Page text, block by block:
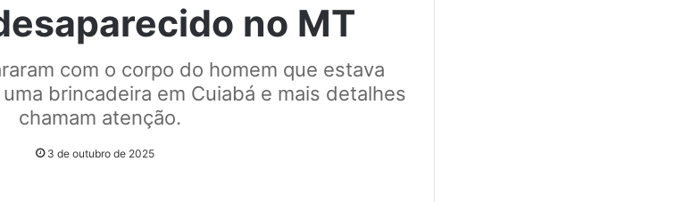
no MT
com o corpo do homem que estava
brincadeira em Cuiabá e mais detalhes
chamam atenção.
3 de outubro de 2025